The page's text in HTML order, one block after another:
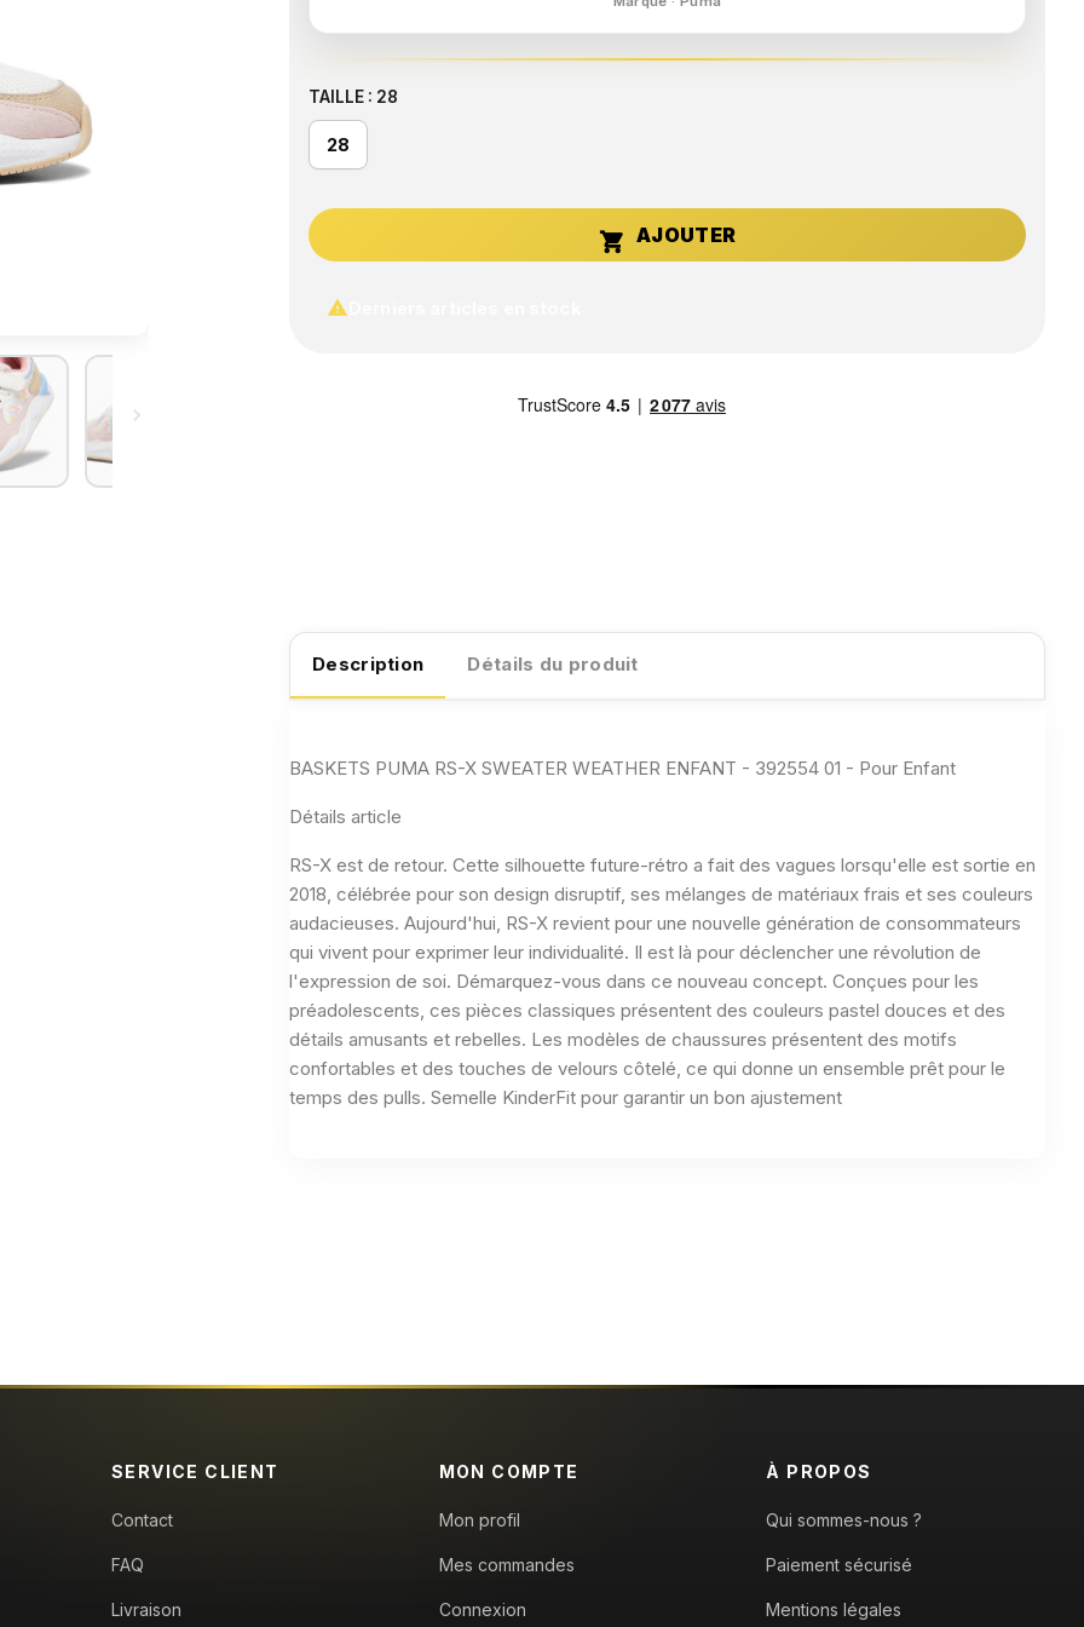

TAILLE : 28
28


Description Détails du produit
BASKETS PUMA RS-X SWEATER WEATHER ENFANT - 392554 01 - Pour Enfant
Détails article
RS-X est de retour. Cette silhouette future-rétro a fait des vagues lorsqu'elle est sortie en
2018, célébrée pour son design disruptif, ses mélanges de matériaux frais et ses couleurs
audacieuses. Aujourd'hui, RS-X revient pour une nouvelle génération de consommateurs
qui vivent pour exprimer leur individualité. Il est là pour déclencher une révolution de
l'expression de soi. Démarquez-vous dans ce nouveau concept. Conçues pour les
préadolescents, ces pièces classiques présentent des couleurs pastel douces et des
détails amusants et rebelles. Les modèles de chaussures présentent des motifs
confortables et des touches de velours côtelé, ce qui donne un ensemble prêt pour le
temps des pulls. Semelle KinderFit pour garantir un bon ajustement
SERVICE CLIENT
Contact
FAQ
Livraison
MON COMPTE
Mon profil
Mes commandes
Connexion
À PROPOS
Qui sommes-nous ?
Paiement sécurisé
Mentions légales